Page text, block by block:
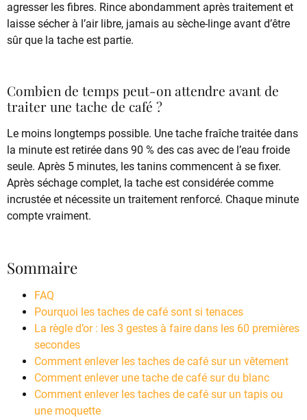
agresser les fibres. Rince abondamment après traitement et
laisse sécher à l’air libre, jamais au sèche-linge avant d’être
sûr que la tache est partie.
Combien de temps peut-on attendre avant de
traiter une tache de café ?
Le moins longtemps possible. Une tache fraîche traitée dans
la minute est retirée dans 90 % des cas avec de l’eau froide
seule. Après 5 minutes, les tanins commencent à se fixer.
Après séchage complet, la tache est considérée comme
incrustée et nécessite un traitement renforcé. Chaque minute
compte vraiment.
Sommaire
FAQ
Pourquoi les taches de café sont si tenaces
La règle d’or : les 3 gestes à faire dans les 60 premières
secondes
Comment enlever les taches de café sur un vêtement
Comment enlever une tache de café sur du blanc
Comment enlever les taches de café sur un tapis ou
une moquette